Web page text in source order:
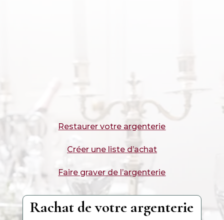
Restaurer votre argenterie
Créer une liste d’achat
Faire graver de l’argenterie
Rachat de votre argenterie